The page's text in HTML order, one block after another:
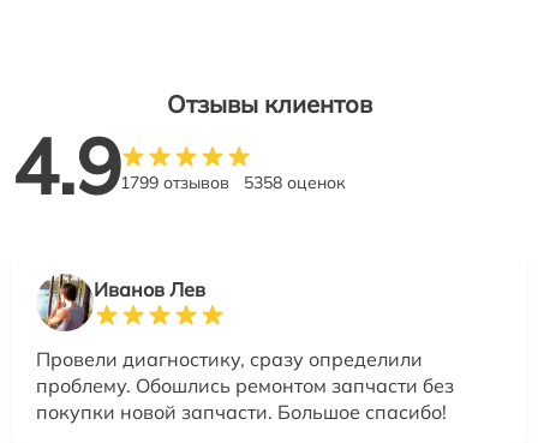
Отзывы клиентов
4.91799 отзывов 5358 оценок
Иванов Лев
Провели диагностику, сразу определили
проблему. Обошлись ремонтом запчасти без
покупки новой запчасти. Большое спасибо!